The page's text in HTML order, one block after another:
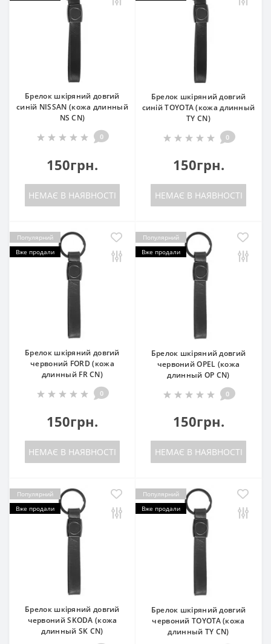
Брелок шкіряний довгий
синій NISSAN (кожа длинный
NS CN)
0
150грн.
НЕМАЄ В НАЯВНОСТІ
Брелок шкіряний довгий
синій TOYOTA (кожа длинный
TY CN)
0
150грн.
НЕМАЄ В НАЯВНОСТІ
Популярний
Вже продали
Брелок шкіряний довгий
червоний FORD (кожа
длинный FR CN)
0
150грн.
НЕМАЄ В НАЯВНОСТІ
Популярний
Вже продали
Брелок шкіряний довгий
червоний OPEL (кожа
длинный OP CN)
0
150грн.
НЕМАЄ В НАЯВНОСТІ
Популярний
Вже продали
Брелок шкіряний довгий
червоний SKODA (кожа
длинный SK CN)
Популярний
Вже продали
Брелок шкіряний довгий
червоний TOYOTA (кожа
длинный TY CN)